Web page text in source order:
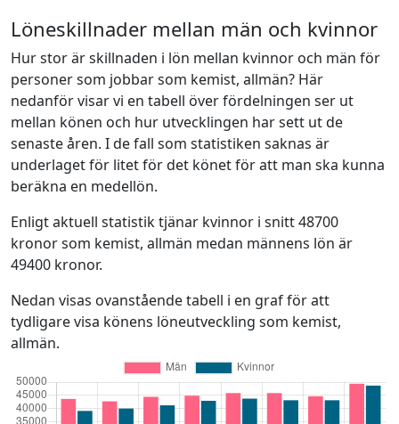
Löneskillnader mellan män och kvinnor
Hur stor är skillnaden i lön mellan kvinnor och män för
personer som jobbar som kemist, allmän? Här
nedanför visar vi en tabell över fördelningen ser ut
mellan könen och hur utvecklingen har sett ut de
senaste åren. I de fall som statistiken saknas är
underlaget för litet för det könet för att man ska kunna
beräkna en medellön.
Enligt aktuell statistik tjänar kvinnor i snitt 48700
kronor som kemist, allmän medan männens lön är
49400 kronor.
Nedan visas ovanstående tabell i en graf för att
tydligare visa könens löneutveckling som kemist,
allmän.